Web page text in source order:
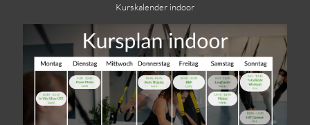
Kurskalender indoor